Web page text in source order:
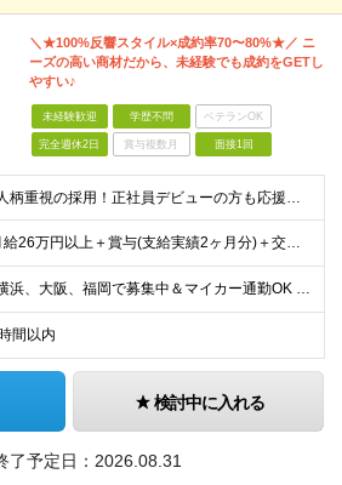
＼★100%反響スタイル×成約率70〜80%★／ ニ
ーズの高い商材だから、未経験でも成約をGETし
やすい♪
未経験歓迎 学歴不問 ベテランOK
完全週休2日 賞与複数月 面接1回
≪人柄重視の採用！正社員デビューの方も応援◎≫ ★フリーターの方、転職回数なども一切不問 ■未経験OK ■学歴不問 ■普通自動車免許をお持ちの方（AT限定可） ≪こんな方にピッタリです！≫ ◎未経験
■月給26万円以上＋賞与(支給実績2ヶ月分)＋交通費 ★6月からはチームインセンティブも新たに導入予定！ ※スキル・経験を考慮の上、決定いたします ※上記には見込み残業代2万円以上（24時間分）を含
★横浜、大阪、福岡で募集中＆マイカー通勤OK ★転勤はありません ★希望の勤務地に配属します 【本社】 神奈川県横浜市戸塚区矢部町65 イェルコローレビル1F 【大阪オフィス】 大阪府大阪市北区池
間以内
検討中に入れる
了予定日： 2026.08.31